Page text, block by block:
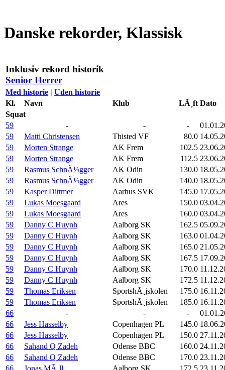
Danske rekorder, Klassisk
Inklusiv rekord historik
Senior Herrer
Med historie | Uden historie
Kl.
Navn Klub LÃ¸ft Dato
Squat
59
- - -
59
Matti Christensen Thisted VF 80.0
59
Morten Strange AK Frem 102.5
59
Morten Strange AK Frem 112.5
59
Rasmus SchnÃ¼gger AK Odin 130.0
59
Rasmus SchnÃ¼gger AK Odin 140.0
59
Kasper Dittmer Aarhus SVK 145.0
59
Lukas Moesgaard Ares 150.0
59
Lukas Moesgaard Ares 160.0
59
Danny C Huynh Aalborg SK 162.5
59
Danny C Huynh Aalborg SK 163.0
59
Danny C Huynh Aalborg SK 165.0
59
Danny C Huynh Aalborg SK 167.5
59
Danny C Huynh Aalborg SK 170.0
59
Danny C Huynh Aalborg SK 172.5
59
Thomas Eriksen SportshÃ¸jskolen 175.0
59
Thomas Eriksen SportshÃ¸jskolen 185.0
66
- - -
66
Jess Hasselby Copenhagen PL 145.0
66
Jess Hasselby Copenhagen PL 150.0
66
Sahand Q Zadeh Odense BBC 160.0
66
Sahand Q Zadeh Odense BBC 170.0
66
Jonas MÃ¸ll Aalborg SK 172.5